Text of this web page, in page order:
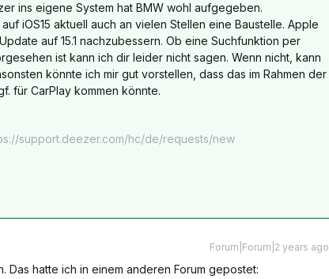
ins eigene System hat BMW wohl aufgegeben.
iOS15 aktuell auch an vielen Stellen eine Baustelle. Apple
auf 15.1 nachzubessern. Ob eine Suchfunktion per
ist kann ich dir leider nicht sagen. Wenn nicht, kann
könnte ich mir gut vorstellen, dass das im Rahmen der
für CarPlay kommen könnte.
support.deezer.com/hc/de/requests/new
Forum|Forum|2 years ago
Das hatte ich in einem anderen Forum gepostet: